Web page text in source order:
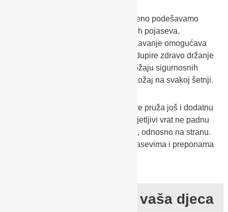
Samo s jednom rukom i to istovremeno podešavamo
visinu oslonca za glavu i sigurnosnih pojaseva.
Jednostavno i individualno prilagođavanje omogućava
maksimalnu udobnost sjedenja, podupire zdravo držanje
tijela i zahvaljujući optimalnom položaju sigurnosnih
pojaseva osigurava ergonomski položaj na svakoj šetnji.
Ergonomski jastučić u predjelu glave pruža još i dodatnu
udobnost te sprječava da glava i osjetljivi vrat ne padnu
za vrijeme spavanja u drugi položaj, odnosno na stranu.
Dodatni jastučići na ramenskim pojasevima i preponama
Sva svojstva koja vaša djeca